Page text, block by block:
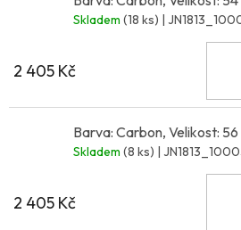
Skladem (18 ks) |
2 405 Kč
Barva: Carbon, Velikost: 56
Skladem (8 ks) |
2 405 Kč